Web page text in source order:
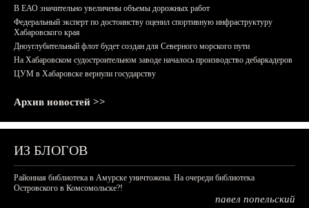
В ЕАО значительно увеличены объемы дорожных работ
Федеральный эксперт по достоинству оценил спортивную инфраструктуру
Хабаровского края
Дноуглубительный флот будет создан для Северного морского пути
На Хабаровском судостроительном заводе началось производство дебаркадеров
ЦУМ в Хабаровске вернули государству
Архив новостей >>
ИЗ БЛОГОВ
Районная библиотека в Амурске уничтожена. На очереди библиотека
Островского в Комсомольске?!
павел попельский